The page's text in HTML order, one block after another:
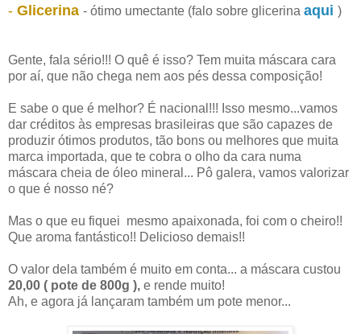
- Glicerina - ótimo umectante (falo sobre glicerina aqui )
Gente, fala sério!!! O quê é isso? Tem muita máscara cara
por aí, que não chega nem aos pés dessa composição!
E sabe o que é melhor? É nacional!!! Isso mesmo...vamos
dar créditos às empresas brasileiras que são capazes de
produzir ótimos produtos, tão bons ou melhores que muita
marca importada, que te cobra o olho da cara numa
máscara cheia de óleo mineral... Pô galera, vamos valorizar
o que é nosso né?
Mas o que eu fiquei mesmo apaixonada, foi com o cheiro!!
Que aroma fantástico!! Delicioso demais!!
O valor dela também é muito em conta... a máscara custou
20,00 ( pote de 800g ), e rende muito!
Ah, e agora já lançaram também um pote menor...